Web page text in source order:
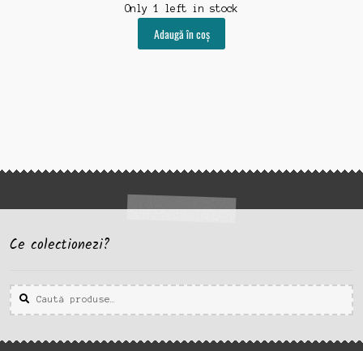
Only 1 left in stock
Adaugă în coș
Ce colectionezi?
Caută
după:
Caută